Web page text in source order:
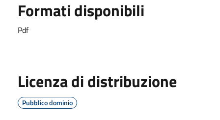
Formati disponibili
Pdf
Licenza di distribuzione
Pubblico dominio